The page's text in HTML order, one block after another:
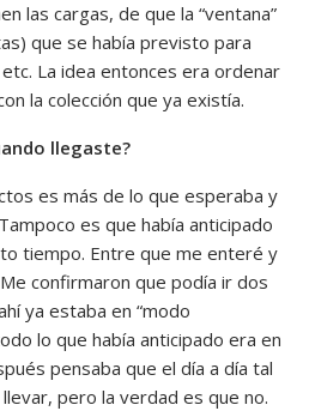
las cargas, de que la “ventana”
que se había previsto para
La idea entonces era ordenar
la colección que ya existía.
llegaste?
es más de lo que esperaba y
es que había anticipado
tiempo. Entre que me enteré y
confirmaron que podía ir dos
ya estaba en “modo
lo que había anticipado era en
pensaba que el día a día tal
pero la verdad es que no.